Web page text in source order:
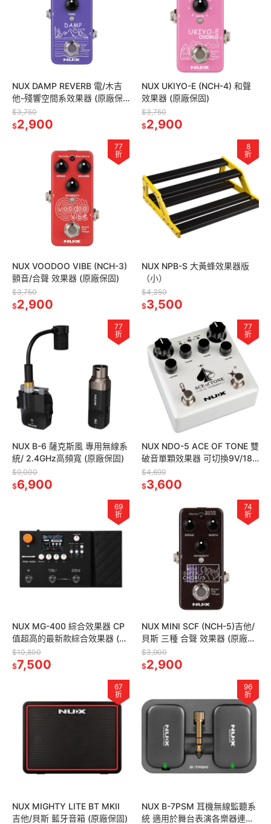
NUX DAMP REVERB 電/木吉
他-殘響空間系效果器 (原廠保
固)
$3,750
$2,900
NUX UKIYO-E (NCH-4) 和聲
效果器 (原廠保固)
$3,750
$2,900
77
折
NUX VOODOO VIBE (NCH-3)
顫音/合聲 效果器 (原廠保固)
$3,750
$2,900
8
折
NUX NPB-S 大黃蜂效果器版
（小）
$4,350
$3,500
77
折
NUX B-6 薩克斯風 專用無線系
統/ 2.4GHz高頻寬 (原廠保固)
$9,000
$6,900
77
折
NUX NDO-5 ACE OF TONE 雙
破音單顆效果器 可切換9V/18V
(原廠保固)
$4,699
$3,600
69
折
NUX MG-400 綜合效果器 CP
值超高的最新款綜合效果器 (原
廠保固)
$10,800
$7,500
74
折
NUX MINI SCF (NCH-5)吉他/
貝斯 三種 合聲 效果器 (原廠保
固)
$3,900
$2,900
67
折
NUX MIGHTY LITE BT MKII
吉他/貝斯 藍牙音箱 (原廠保固)
96
折
NUX B-7PSM 耳機無線監聽系
統 適用於舞台表演各樂器連接